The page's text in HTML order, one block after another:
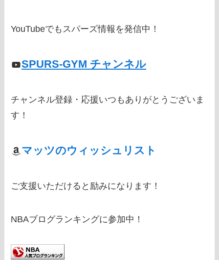
YouTubeでもスパーズ情報を発信中！
SPURS-GYM チャンネル
チャンネル登録・応援いつもありがとうございま
す！
マッツのウィッシュリスト
ご支援いただけると励みになります！
NBAブログランキングに参加中！